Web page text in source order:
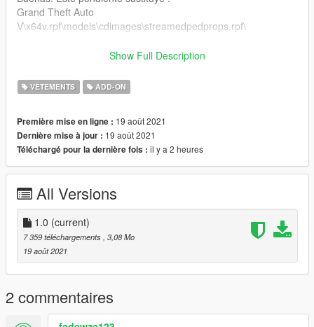
Grand Theft Auto
V\x64v.rpf\models\cdimages\streamedpedprops.rpf\
Trae 7 texturas que puedes intercambiar para ponerte gafas
Puedes colocarlo también como ropa addon.
Show Full Description
VÊTEMENTS ADD-ON
Première mise en ligne : 19 août 2021
Dernière mise à jour : 19 août 2021
Téléchargé pour la dernière fois : il y a 2 heures
All Versions
1.0 (current)
7 359 téléchargements , 3,08 Mo
19 août 2021
2 commentaires